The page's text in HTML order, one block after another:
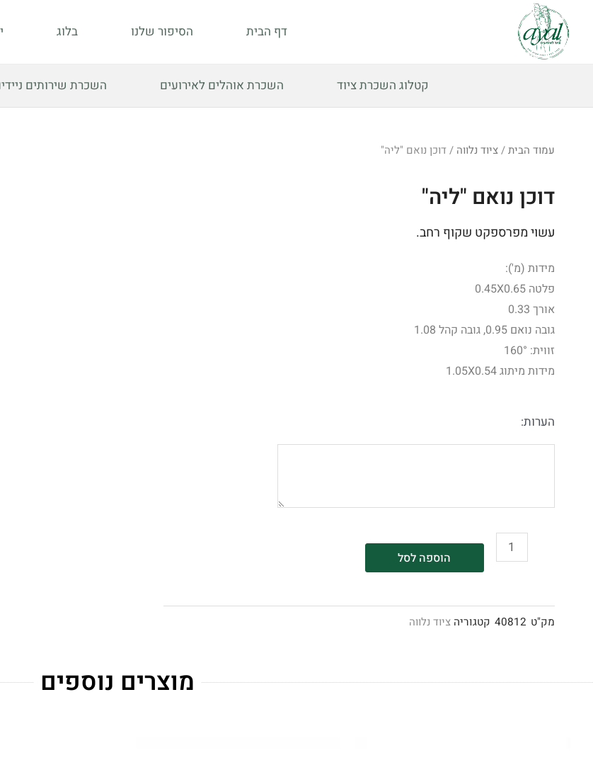
דף הבית
הסיפור שלנו בלוג
קטלוג השכרת ציוד השכרת אוהלים לאירועים השכרת שירותים
עמוד הבית/ציוד נלווה / דוכן נואם "ליה"
דוכן נואם "ליה"
עשוי מפרספקט שקוף רחב.
מידות (מ'):
פלטה 0.45X0.65
אורך 0.33
גובה נואם 0.95, גובה קהל 1.08
זווית: 160°
מידות מיתוג 1.05X0.54
הערות:
הוספה לסל
מק"ט 40812 קטגוריה ציוד נלווה
מוצרים נוספים